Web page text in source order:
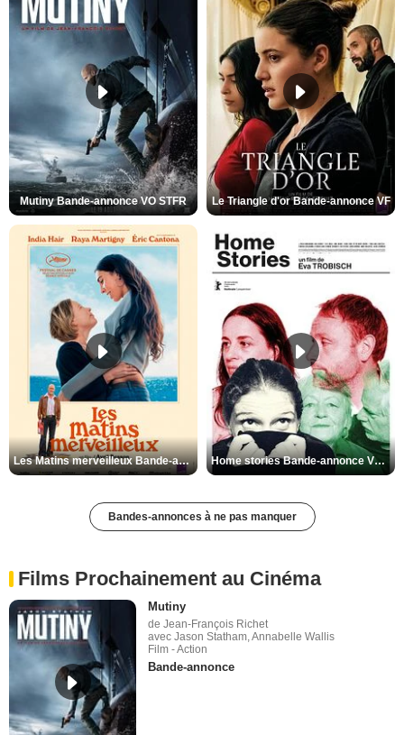
Mutiny Bande-annonce VO STFR Le Triangle d'or Bande-annonce VF
Les Matins merveilleux Bande-annonce VF Home stories Bande-annonce VO STFR
Bandes-annonces à ne pas manquer
Films Prochainement au Cinéma
Mutiny
de Jean-François Richet
avec Jason Statham, Annabelle Wallis
Film - Action
Bande-annonce